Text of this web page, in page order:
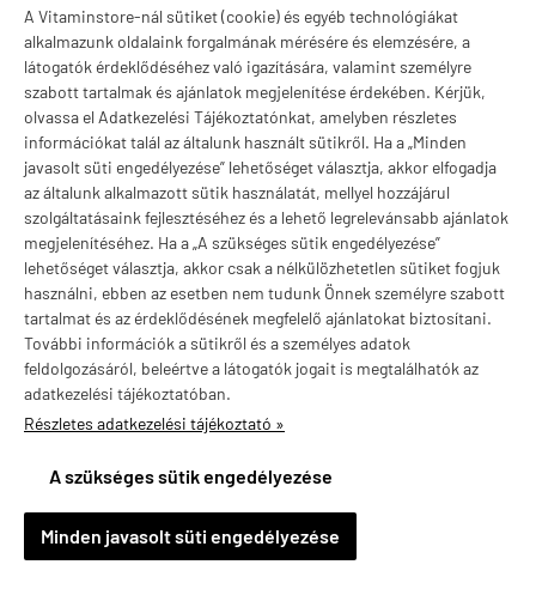
A Vitaminstore-nál sütiket (cookie) és egyéb technológiákat
alkalmazunk oldalaink forgalmának mérésére és elemzésére, a
látogatók érdeklődéséhez való igazítására, valamint személyre
szabott tartalmak és ajánlatok megjelenítése érdekében. Kérjük,
olvassa el Adatkezelési Tájékoztatónkat, amelyben részletes
információkat talál az általunk használt sütikről. Ha a „Minden
javasolt süti engedélyezése” lehetőséget választja, akkor elfogadja
az általunk alkalmazott sütik használatát, mellyel hozzájárul
szolgáltatásaink fejlesztéséhez és a lehető legrelevánsabb ajánlatok
megjelenítéséhez. Ha a „A szükséges sütik engedélyezése”
lehetőséget választja, akkor csak a nélkülözhetetlen sütiket fogjuk
használni, ebben az esetben nem tudunk Önnek személyre szabott
tartalmat és az érdeklődésének megfelelő ajánlatokat biztosítani.
További információk a sütikről és a személyes adatok
feldolgozásáról, beleértve a látogatók jogait is megtalálhatók az
adatkezelési tájékoztatóban.
Részletes adatkezelési tájékoztató »
A szükséges sütik engedélyezése
Minden javasolt süti engedélyezése
H-P:10:00-18:00
Márkák
Valuta választás
tájékoztató
H
Horváth Csór településről
Vásárolt a webáruházban
2 nappal ezelőtt 